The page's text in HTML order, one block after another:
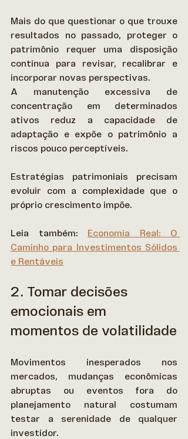
Mais do que questionar o que trouxe
resultados no passado, proteger o
patrimônio requer uma disposição
contínua para revisar, recalibrar e
incorporar novas perspectivas.
A manutenção excessiva de
concentração em determinados
ativos reduz a capacidade de
adaptação e expõe o patrimônio a
riscos pouco perceptíveis.
Estratégias patrimoniais precisam
evoluir com a complexidade que o
próprio crescimento impõe.
Leia também: Economia Real: O
Caminho para Investimentos Sólidos
e Rentáveis
2. Tomar decisões
emocionais em
momentos de volatilidade
Movimentos inesperados nos
mercados, mudanças econômicas
abruptas ou eventos fora do
planejamento natural costumam
testar a serenidade de qualquer
investidor.